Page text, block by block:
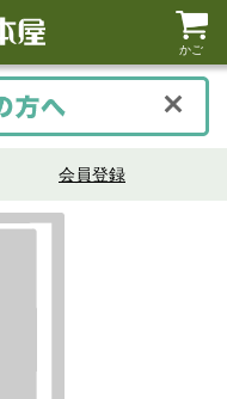
かご
会員登録